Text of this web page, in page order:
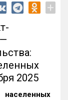
+
2025